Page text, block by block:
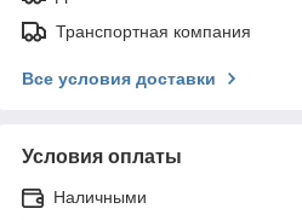
Транспортная компания
Все условия доставки
Условия оплаты
Наличными